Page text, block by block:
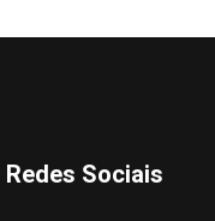
Redes Sociais